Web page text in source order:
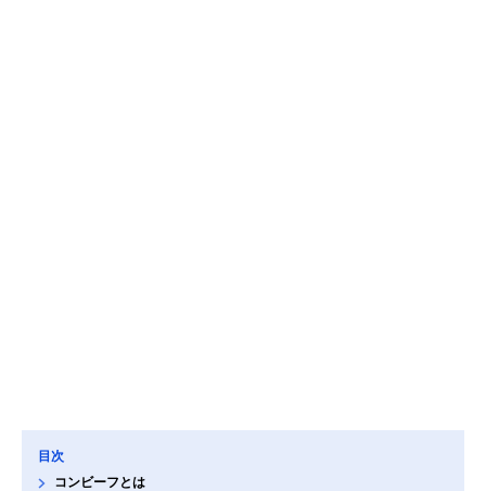
目次
コンビーフとは